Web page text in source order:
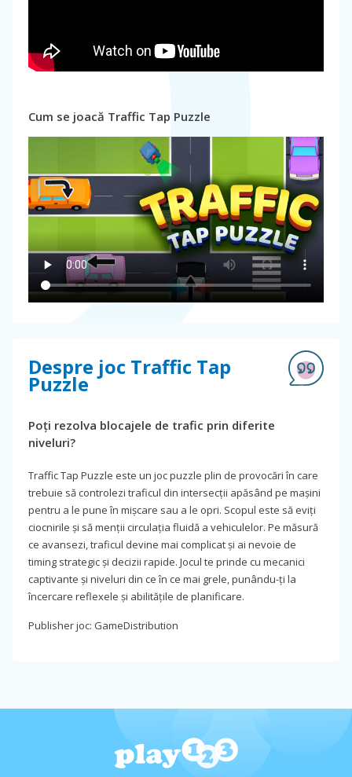
Cum se joacă Traffic Tap Puzzle
Despre joc Traffic Tap
Puzzle
Poți rezolva blocajele de trafic prin diferite
niveluri?
Traffic Tap Puzzle este un joc puzzle plin de provocări în care
trebuie să controlezi traficul din intersecții apăsând pe mașini
pentru a le pune în mișcare sau a le opri. Scopul este să eviți
ciocnirile și să menții circulația fluidă a vehiculelor. Pe măsură
ce avansezi, traficul devine mai complicat și ai nevoie de
timing strategic și decizii rapide. Jocul te prinde cu mecanici
captivante și niveluri din ce în ce mai grele, punându-ți la
încercare reflexele și abilitățile de planificare.
Publisher joc: GameDistribution